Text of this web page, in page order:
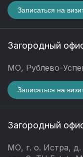
Записаться на
Загородный
МО, Рублево-
Записаться на
Загородный
МО, г. о. Истра, д.